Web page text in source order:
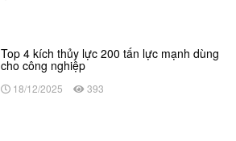
Top 4 kích thủy lực 200 tấn lực mạnh dùng
cho công nghiệp
18/12/2025 393